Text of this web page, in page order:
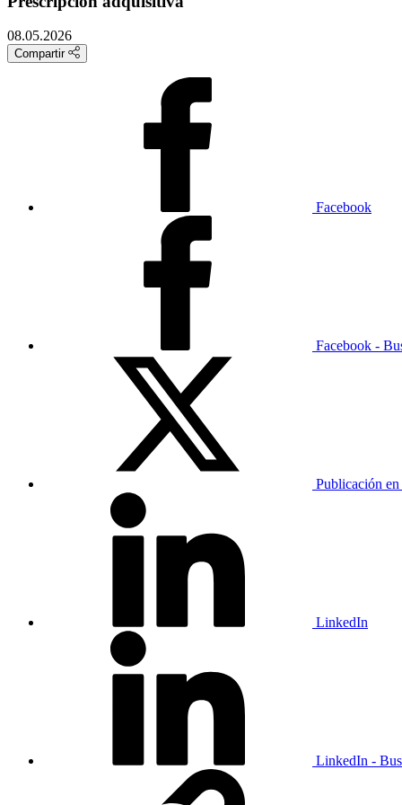
08.05.2026
Compartir
Facebook
Facebook -
Publicación
LinkedIn
LinkedIn -